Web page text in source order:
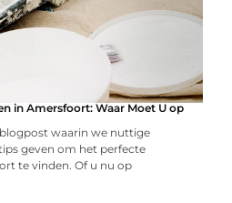
in Amersfoort: Waar Moet U op
waarin we nuttige
geven om het perfecte
te vinden. Of u nu op